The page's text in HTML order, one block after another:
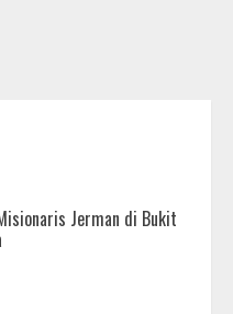
Jerman di Bukit